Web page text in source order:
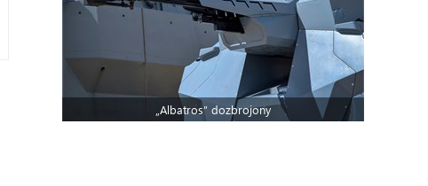
„Albatros” dozbrojony